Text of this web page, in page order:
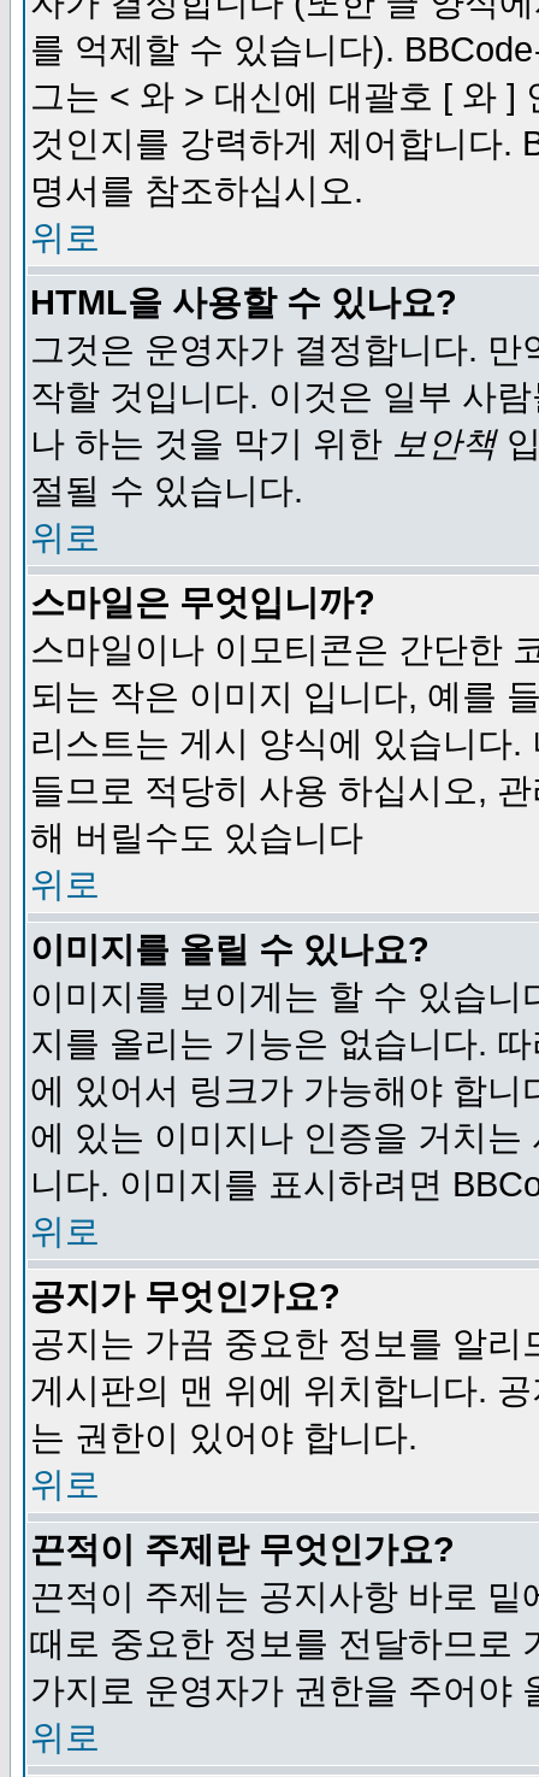
를 억제할 수 있습니다).
그는 < 와 > 대신에 대괄호 [ 와 ]
것인지를 강력하게 제어합니다.
명서를 참조하십시오.
위로
HTML을 사용할 수 있나요?
그것은 운영자가 결정합니다.
작할 것입니다. 이것은 일부 사
나 하는 것을 막기 위한 보안책
절될 수 있습니다.
위로
스마일은 무엇입니까?
스마일이나 이모티콘은 간단한
되는 작은 이미지 입니다, 예를
리스트는 게시 양식에 있습니다
들므로 적당히 사용 하십시오,
해 버릴수도 있습니다
위로
이미지를 올릴 수 있나요?
이미지를 보이게는 할 수 있습
지를 올리는 기능은 없습니다.
에 있어서 링크가 가능해야 합
에 있는 이미지나 인증을 거치
니다. 이미지를 표시하려면
위로
공지가 무엇인가요?
공지는 가끔 중요한 정보를 알
게시판의 맨 위에 위치합니다.
는 권한이 있어야 합니다.
위로
끈적이 주제란 무엇인가요?
끈적이 주제는 공지사항 바로
때로 중요한 정보를 전달하므로
가지로 운영자가 권한을 주어야
위로